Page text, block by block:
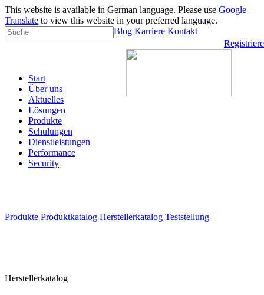
This website is available in German language. Please use Google
Translate to view this website in your preferred language.
Blog Karriere Kontakt
Start
Über uns
Aktuelles
Lösungen
Produkte
Schulungen
Dienstleistungen
Performance
Security
Produkte Produktkatalog Herstellerkatalog Teststellung
Herstellerkatalog